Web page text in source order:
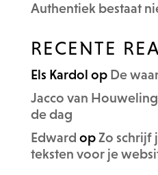
Authentiek bestaat
RECENTE
Els Kardol op De
Jacco van
de dag
Edward opZo schrijf
teksten voor je